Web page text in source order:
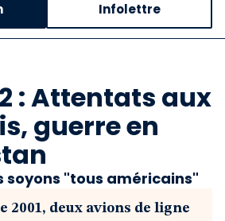
des médias
propositions
Notre revue
Boutique
Infolettre
: Attentats aux
guerre en
soyons "tous américains"
2001, deux avions de ligne